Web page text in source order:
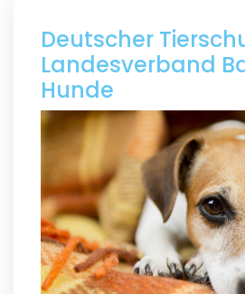
Deutscher
Landesverband
Hunde